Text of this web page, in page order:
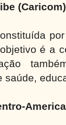
é a
saúde,